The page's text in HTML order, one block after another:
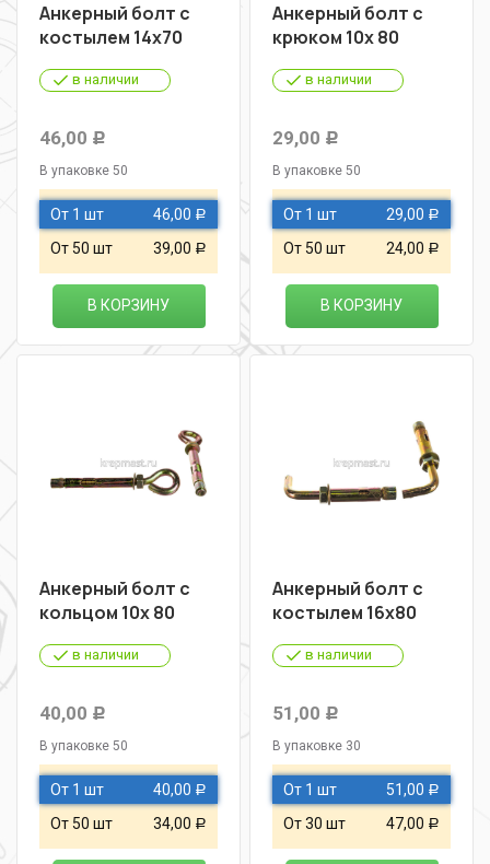
Анкерный болт с
костылем 14х70
в наличии
46,00 Р
В упаковке 50
От 1 шт 46,00 Р
От 50 шт 39,00 Р
В КОРЗИНУ
Анкерный болт с
крюком 10х 80
в наличии
29,00 Р
В упаковке 50
От 1 шт 29,00 Р
От 50 шт 24,00 Р
В КОРЗИНУ
Анкерный болт с
кольцом 10х 80
в наличии
40,00 Р
В упаковке 50
От 1 шт 40,00 Р
От 50 шт 34,00 Р
Анкерный болт с
костылем 16х80
в наличии
51,00 Р
В упаковке 30
От 1 шт 51,00 Р
От 30 шт 47,00 Р